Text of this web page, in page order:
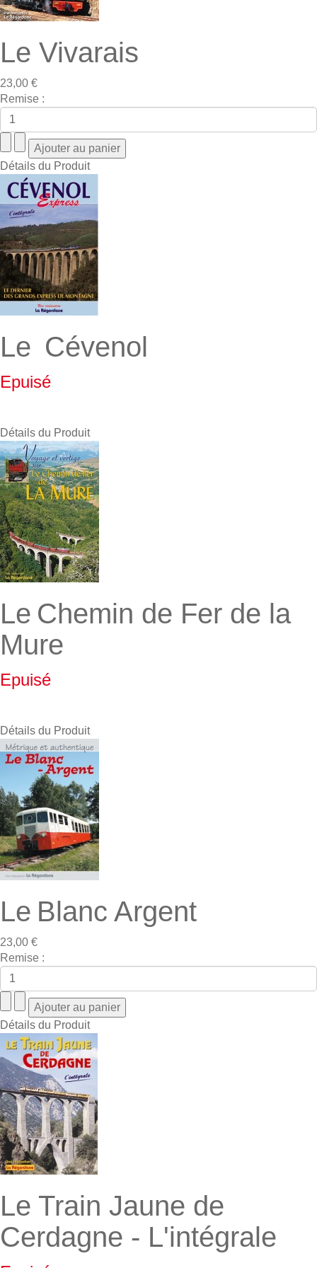
Le Vivarais
23,00 €
Remise :
Détails du Produit
Le Cévenol
Epuisé
Détails du Produit
Le Chemin de Fer de la
Mure
Epuisé
Détails du Produit
Le Blanc Argent
23,00 €
Remise :
Détails du Produit
Le Train Jaune de
Cerdagne - L'intégrale